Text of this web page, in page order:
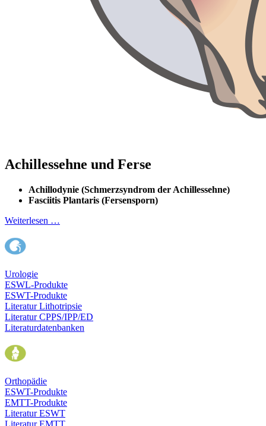
Achillessehne und Ferse
Achillodynie (Schmerzsyndrom der Achillessehne)
Fasciitis Plantaris (Fersensporn)
Weiterlesen …
Urologie
ESWL-Produkte
ESWT-Produkte
Literatur Lithotripsie
Literatur CPPS/IPP/ED
Literaturdatenbanken
Orthopädie
ESWT-Produkte
EMTT-Produkte
Literatur ESWT
Literatur EMTT